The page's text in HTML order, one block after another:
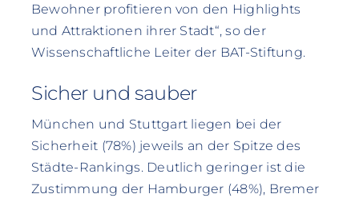
Bewohner profitieren von den Highlights
und Attraktionen ihrer Stadt“, so der
Wissenschaftliche Leiter der BAT-Stiftung.
Sicher und sauber
München und Stuttgart liegen bei der
Sicherheit (78%) jeweils an der Spitze des
Städte-Rankings. Deutlich geringer ist die
Zustimmung der Hamburger (48%), Bremer